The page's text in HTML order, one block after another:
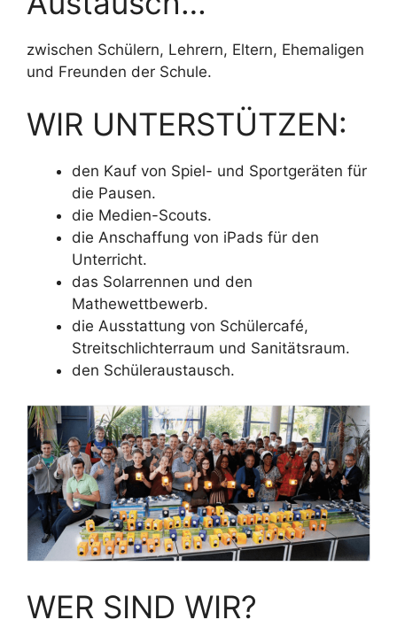
zwischen Schülern, Lehrern, Eltern, Ehemaligen
und Freunden der Schule.
WIR UNTERSTÜTZEN:
den Kauf von Spiel- und Sportgeräten für
die Pausen.
die Medien-Scouts.
die Anschaffung von iPads für den
Unterricht.
das Solarrennen und den
Mathewettbewerb.
die Ausstattung von Schülercafé,
Streitschlichterraum und Sanitätsraum.
den Schüleraustausch.
WER SIND WIR?